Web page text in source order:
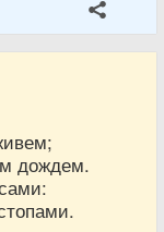
дождем.